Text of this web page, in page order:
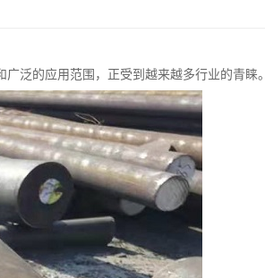
泛的应用范围，正受到越来越多行业的青睐。